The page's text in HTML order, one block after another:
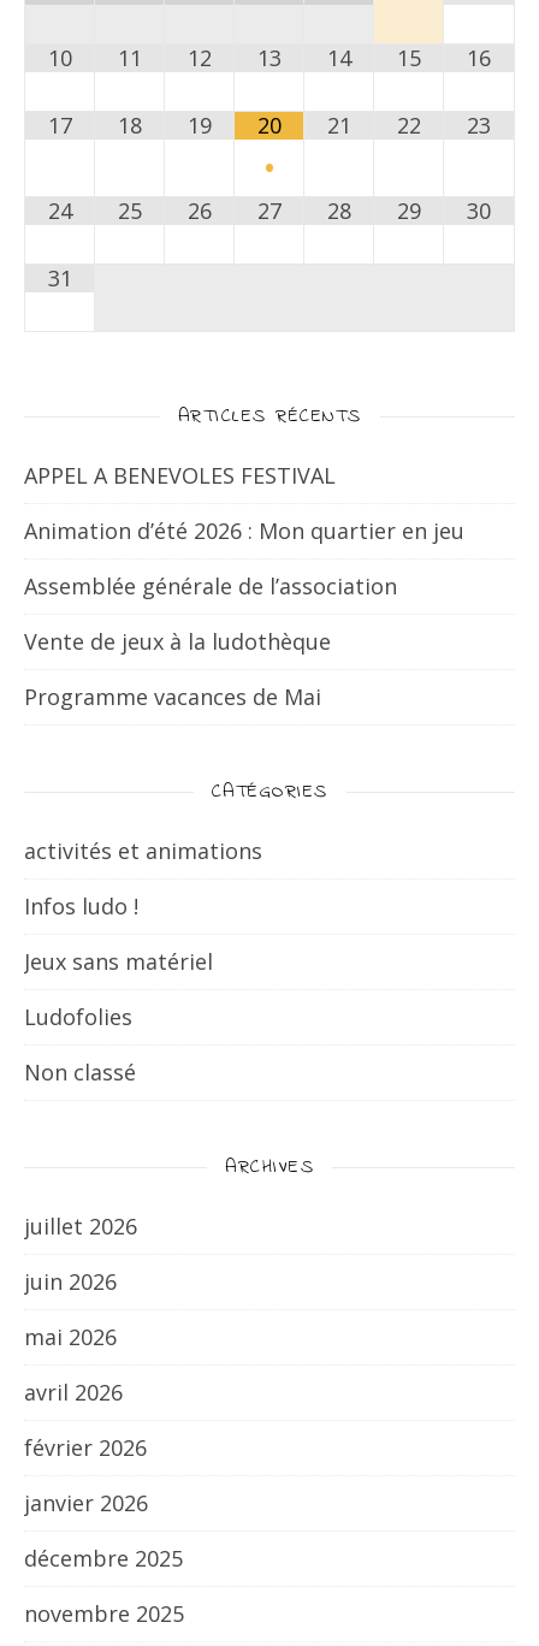
10 11 12 13 14 15 16
17 18 19 20
•
21 22 23
24 25 26 27 28 29 30
31
ARTICLES RÉCENTS
APPEL A BENEVOLES FESTIVAL
Animation d’été 2026 : Mon quartier en jeu
Assemblée générale de l’association
Vente de jeux à la ludothèque
Programme vacances de Mai
CATÉGORIES
activités et animations
Infos ludo !
Jeux sans matériel
Ludofolies
Non classé
ARCHIVES
juillet 2026
juin 2026
mai 2026
avril 2026
février 2026
janvier 2026
décembre 2025
novembre 2025